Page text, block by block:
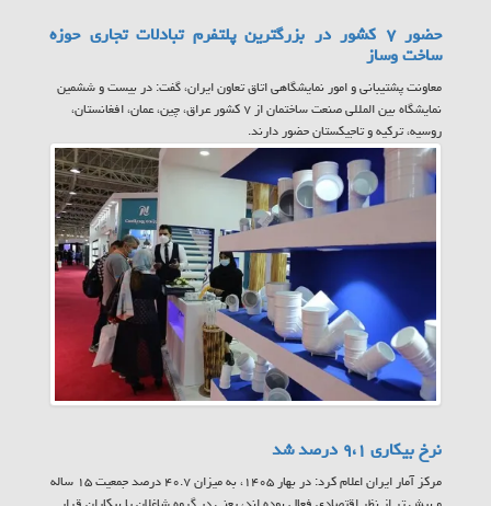
حضور ۷ کشور در بزرگترین پلتفرم تبادلات تجاری حوزه
ساخت وساز
معاونت پشتیبانی و امور نمایشگاهی اتاق تعاون ایران، گفت: در بیست و ششمین
نمایشگاه بین المللی صنعت ساختمان از ۷ کشور عراق، چین، عمان، افغانستان،
روسیه، ترکیه و تاجیکستان حضور دارند.
نرخ بیکاری ۹،۱ درصد شد
مرکز آمار ایران اعلام کرد: در بهار ۱۴۰۵، به میزان ۴۰.۷ درصد جمعیت ۱۵ ساله